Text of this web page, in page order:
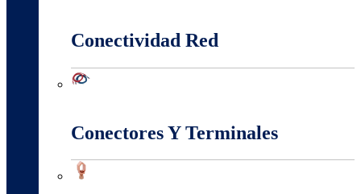
Conectividad Red
Conectores Y Terminales